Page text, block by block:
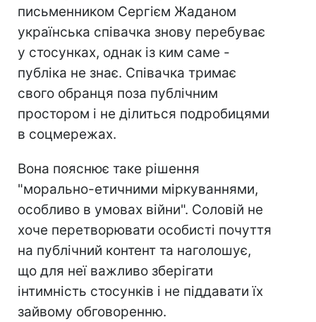
письменником Сергієм Жаданом
українська співачка знову перебуває
у стосунках, однак із ким саме -
публіка не знає. Співачка тримає
свого обранця поза публічним
простором і не ділиться подробицями
в соцмережах.
Вона пояснює таке рішення
"морально-етичними міркуваннями,
особливо в умовах війни". Соловій не
хоче перетворювати особисті почуття
на публічний контент та наголошує,
що для неї важливо зберігати
інтимність стосунків і не піддавати їх
зайвому обговоренню.